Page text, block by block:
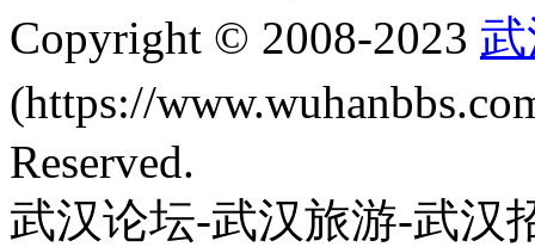
Copyright © 2008-2023
(https://
Reserved.
武汉论坛-武汉旅游-武汉